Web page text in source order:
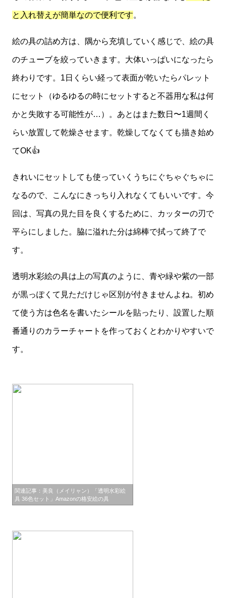
と入れ替えが簡単なので便利です。
絵の具の詰め方は、隅から充填していく感じで、絵の具
のチューブを絞っていきます。大体いっぱいになったら
終わりです。1日くらい経って表面が乾いたらパレット
にセット（ゆるゆるの時にセットすると不器用な私は何
かと失敗する可能性が…）。あとはまた数日〜1週間く
らい放置して乾燥させます。乾燥してなくても描き始め
てOK👍
きれいにセットしても使っていくうちにぐちゃぐちゃに
なるので、こんなにきっちり入れなくてもいいです。今
回は、写真の見た目を良くするために、カッターの刃で
平らにしました。脇に溢れた分は綿棒で拭って終了で
す。
透明水彩絵の具は上の写真のように、青や緑や紫の一部
が黒っぽくて見ただけじゃ区別が付きませんよね。初め
て使う方は色名を書いたシールを貼ったり、設置した順
番通りのカラーチャートを作っておくとわかりやすいで
す。
関連記事：美良（メイリャン）「透明水彩絵
具 36色セット」Amazonの格安絵の具